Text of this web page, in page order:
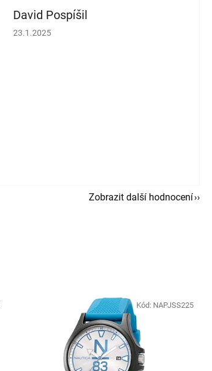
David Pospíšil
Hodnocení obchodu je 5 z 5 hvězdiček.
23.1.2025
Zobrazit další hodnocení
Kód: NAPJSS225